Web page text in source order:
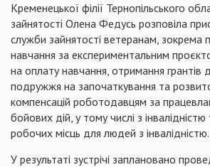
Кременецької філії Тернопільського
зайнятості Олена Федусь розповіла
служби зайнятості ветеранам, зокрема
навчання за експериментальним
на оплату навчання, отримання грантів
подружжя на започаткування та
компенсацій роботодавцям за
бойових дій, у тому числі з
робочих місць для людей з
У результаті зустрічі заплановано